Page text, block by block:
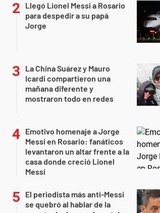
Llegó Lionel Messi a Rosario
para despedir a su papá
Jorge
La China Suárez y Mauro
Icardi compartieron una
mañana diferente y
mostraron todo en redes
Emotivo homenaje a Jorge
Messi en Rosario: fanáticos
levantaron un altar frente a la
casa donde creció Lionel
Messi
El periodista más anti-Messi
se quebró al hablar de la